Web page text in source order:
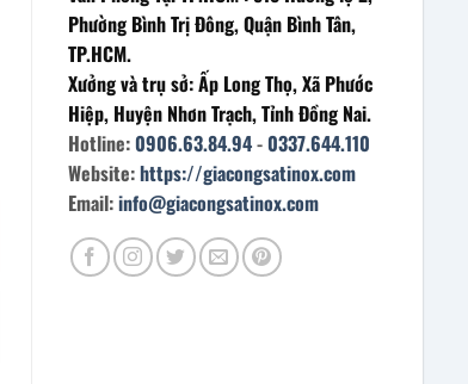
Phường Bình Trị Đông, Quận Bình Tân,
TP.HCM.
Xưởng và trụ sở: Ấp Long Thọ, Xã Phước
Hiệp, Huyện Nhơn Trạch, Tỉnh Đồng Nai.
Hotline:0906.63.84.94-0337.644.110
Website:https://giacongsatinox.com
Email:info@giacongsatinox.com